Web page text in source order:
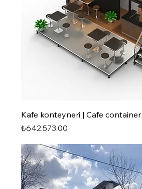
Kafe konteyneri | Cafe container
Fiyat
₺642.573,00